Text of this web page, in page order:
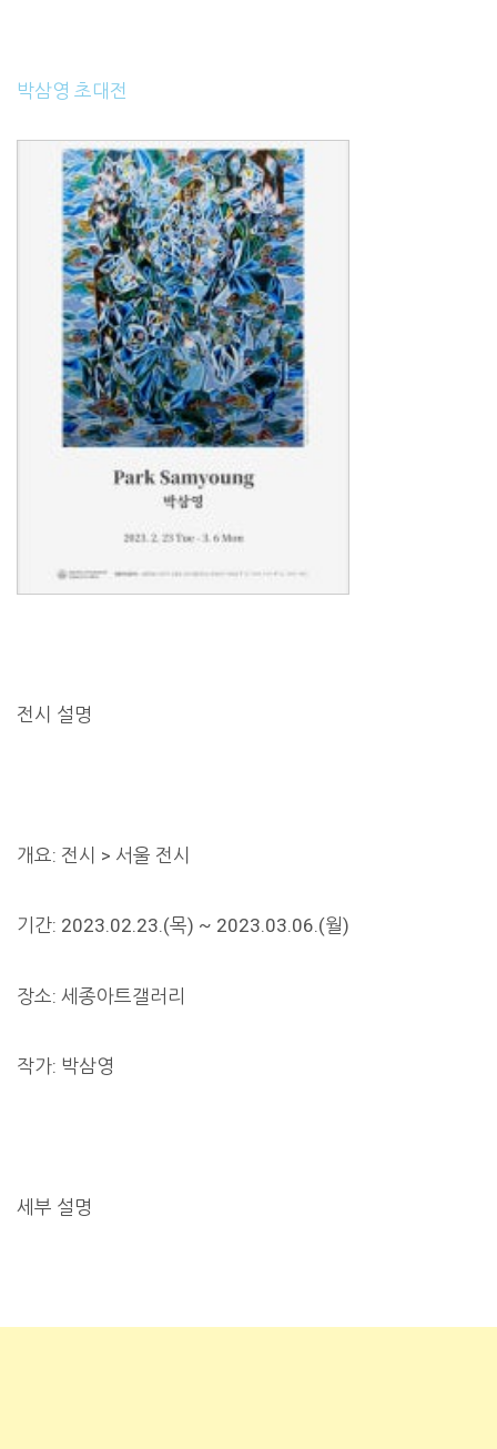
박삼영 초대전
전시 설명
개요: 전시 > 서울 전시
기간: 2023.02.23.(목) ~ 2023.03.06.(월)
장소: 세종아트갤러리
작가: 박삼영
세부 설명